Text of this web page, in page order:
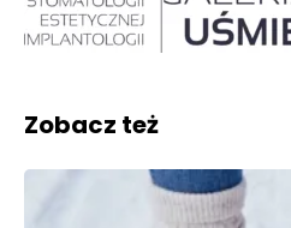
Zobacz też